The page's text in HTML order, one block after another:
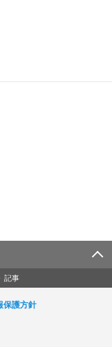
記事
保護方針